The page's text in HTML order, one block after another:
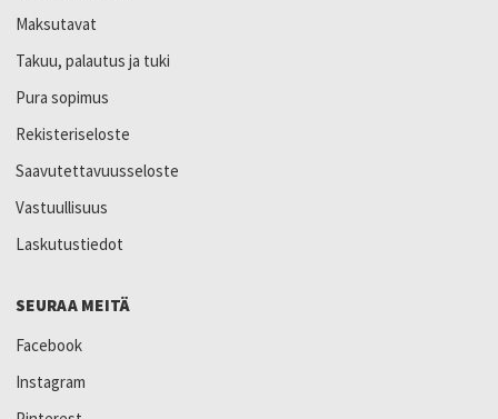
Maksutavat
Takuu, palautus ja tuki
Pura sopimus
Rekisteriseloste
Saavutettavuusseloste
Vastuullisuus
Laskutustiedot
SEURAA MEITÄ
Facebook
Instagram